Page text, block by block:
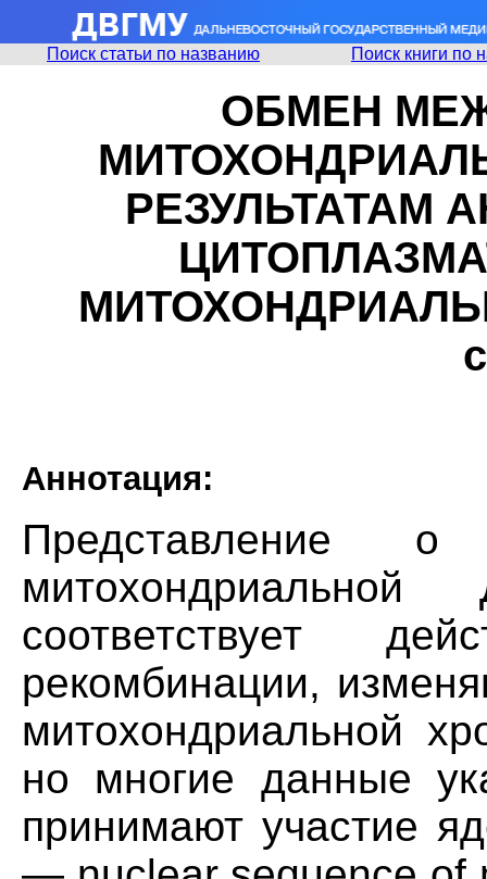
Поиск статьи по названию Поиск книги по
ОБМЕН
РЕЗУЛЬТАТАМ
Аннотация:
Представление о
соответствует
рекомбинации,
митохондриальной
но многие данные
принимают участие